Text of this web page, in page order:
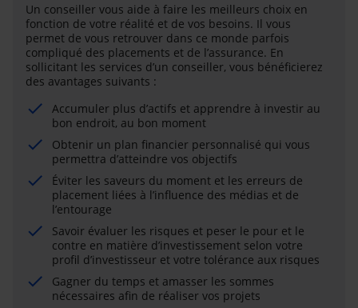
Un conseiller vous aide à faire les meilleurs choix en
fonction de votre réalité et de vos besoins. Il vous
permet de vous retrouver dans ce monde parfois
compliqué des placements et de l’assurance. En
sollicitant les services d’un conseiller, vous bénéficierez
des avantages suivants :
Accumuler plus d’actifs et apprendre à investir au
bon endroit, au bon moment
Obtenir un plan financier personnalisé qui vous
permettra d’atteindre vos objectifs
Éviter les saveurs du moment et les erreurs de
placement liées à l’influence des médias et de
l’entourage
Savoir évaluer les risques et peser le pour et le
contre en matière d’investissement selon votre
profil d’investisseur et votre tolérance aux risques
Gagner du temps et amasser les sommes
nécessaires afin de réaliser vos projets